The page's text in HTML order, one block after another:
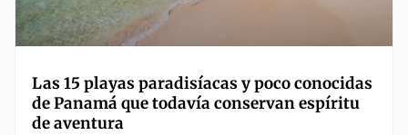
Las 15 playas paradisíacas y poco conocidas
de Panamá que todavía conservan espíritu
de aventura